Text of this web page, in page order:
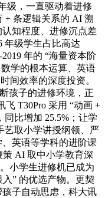
级，一直驱动着进修
+ 条逻辑关系的 AI 溯
知程度、进修沉点差
年级学生占比高达
年的 “海量资本阶
学的根本运算、英语
间效率的深度投资。
孩子的进修环境，正
T30Pro 采用 “动画 +
比增加 25.5%；让学
艺取小学讲授纲领、严
英语等学科的进阶课
策 AI 取中小学教育深
小学生进修机已成为
” 的优选产物。更契
子自动思虑，科大讯